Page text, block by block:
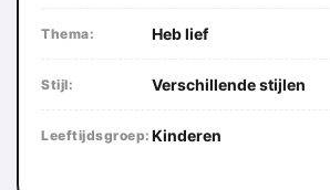
Thema: Heb lief
Stijl: Verschillende stijlen
Leeftijdsgroep: Kinderen